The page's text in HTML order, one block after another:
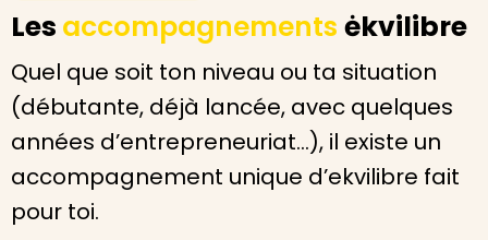
Les accompagnements ėkvilibre
Quel que soit ton niveau ou ta situation
(débutante, déjà lancée, avec quelques
années d’entrepreneuriat…), il existe un
accompagnement unique d’ekvilibre fait
pour toi.